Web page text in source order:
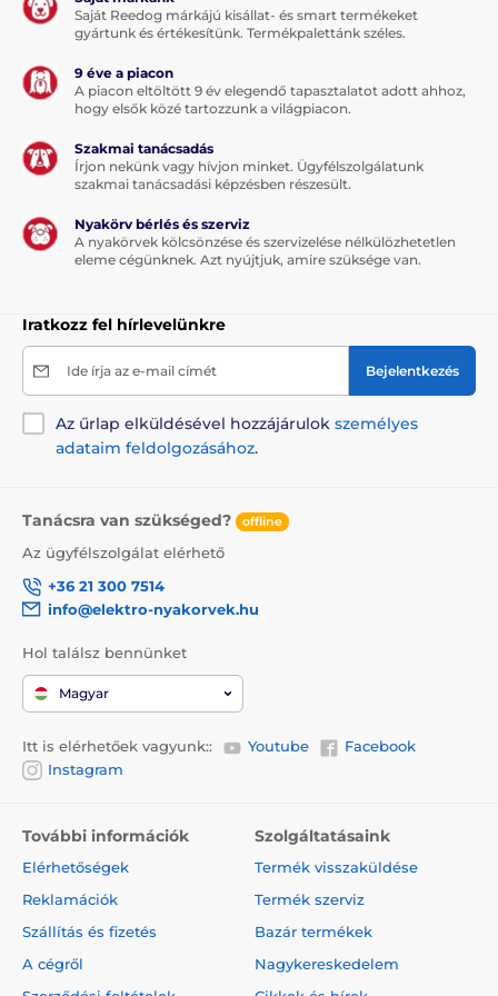
A szalag kényelmesebb formája a sétáltatásnak és
ellenáll a terhelésnek. A minőségi tekercselő
(szalagfeltekerő) mechanizmus biztosítja a szalag
akadálymentes feltekerését - a szalag nem szorul be
A póráz vitathatatlan előnye a design, mely nemcsak
hogy stílusos, de a kényelmét is biztosítja! A
fogantyú gondoskodik. A kutya nyakörve krómozott
karabiner segítségével csatlakoztató a pórázhoz.
Design, melyet gyorsan megszeret!
modern kialakítás ötvözi egymást, könnyedén
megkedvelheti. A Reedog Senza automata póráz
eredeti és praktikus designnal lett ellátva. A termék
négyféle méretben és különböző színváltozatban is
Saját Reedog márkájú kisállat- és smart termékeket
gyártunk és értékesítünk. Termékpalettánk széles.
9 éve a piacon
A piacon eltöltött 9 év elegendő tapasztalatot adott ahhoz,
hogy elsők közé tartozzunk a világpiacon.
Szakmai tanácsadás
Írjon nekünk vagy hívjon minket. Ügyfélszolgálatunk
szakmai tanácsadási képzésben részesült.
Nyakörv bérlés és szerviz
A nyakörvek kölcsönzése és szervizelése nélkülözhetetlen
eleme cégünknek. Azt nyújtjuk, amire szüksége van.
Iratkozz fel hírlevelünkre
Ide írja az e-mail címét Bejelentkezés
Az űrlap elküldésével hozzájárulok személyes
adataim feldolgozásához.
Tanácsra van szükséged? offline
Az ügyfélszolgálat elérhető
+36 21 300 7514
info@elektro-nyakorvek.hu
Hol találsz bennünket
Magyar
Itt is elérhetőek vagyunk:: Youtube
Facebook
Instagram
További információk
Elérhetőségek
Reklamációk
Szállítás és fizetés
A cégről
Szolgáltatásaink
Termék visszaküldése
Termék szerviz
Bazár termékek
Nagykereskedelem